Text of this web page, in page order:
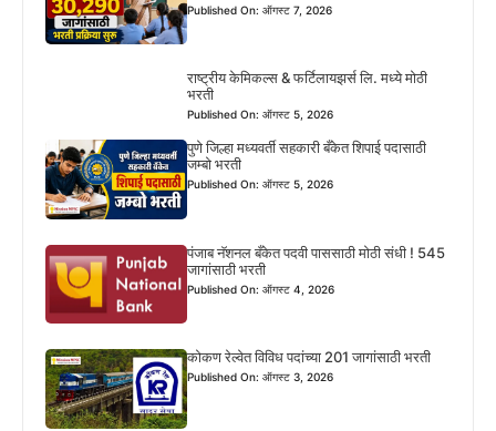
Published On: ऑगस्ट 7, 2026
राष्ट्रीय केमिकल्स & फर्टिलायझर्स लि. मध्ये मोठी
भरती
Published On: ऑगस्ट 5, 2026
पुणे जिल्हा मध्यवर्ती सहकारी बँकेत शिपाई पदासाठी
जम्बो भरती
Published On: ऑगस्ट 5, 2026
पंजाब नॅशनल बँकेत पदवी पाससाठी मोठी संधी ! 545
जागांसाठी भरती
Published On: ऑगस्ट 4, 2026
कोकण रेल्वेत विविध पदांच्या 201 जागांसाठी भरती
Published On: ऑगस्ट 3, 2026